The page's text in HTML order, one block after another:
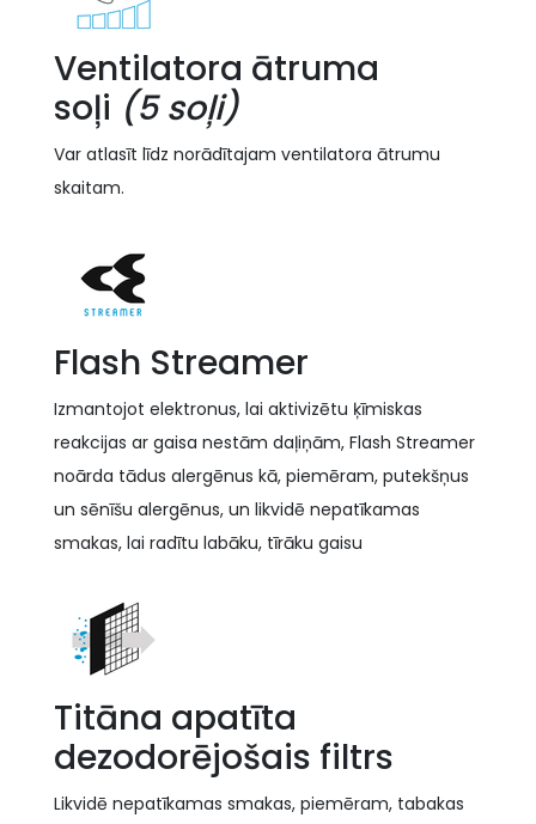
Ventilatora ātruma
soļi (5 soļi)
Var atlasīt līdz norādītajam ventilatora ātrumu
skaitam.
Flash Streamer
Izmantojot elektronus, lai aktivizētu ķīmiskas
reakcijas ar gaisa nestām daļiņām, Flash Streamer
noārda tādus alergēnus kā, piemēram, putekšņus
un sēnīšu alergēnus, un likvidē nepatīkamas
smakas, lai radītu labāku, tīrāku gaisu
Titāna apatīta
dezodorējošais filtrs
Likvidē nepatīkamas smakas, piemēram, tabakas